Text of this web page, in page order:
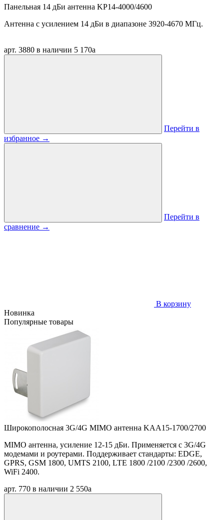
Панельная 14 дБи антенна KP14-4000/4600
Антенна c усилением 14 дБи в диапазоне 3920-4670 МГц.
арт. 3880 в наличии 5 170a
Перейти в
избранное →
Перейти в
сравнение →
В корзину
Новинка
Популярные товары
Широкополосная 3G/4G MIMO антенна KAA15-1700/2700
MIMO антенна, усиление 12-15 дБи. Применяется с 3G/4G
модемами и роутерами. Поддерживает стандарты: EDGE,
GPRS, GSM 1800, UMTS 2100, LTE 1800 /2100 /2300 /2600,
WiFi 2400.
арт. 770 в наличии 2 550a